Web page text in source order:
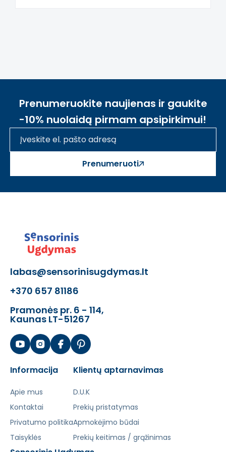
Prenumeruokite naujienas ir gaukite
-10% nuolaidą pirmam apsipirkimui!
Prenumeruoti
labas@sensorinisugdymas.lt
+370 657 81186
Pramonės pr. 6 - 114,
Kaunas LT-51267
Informacija
Apie mus
Kontaktai
Privatumo politika
Taisyklės
Klientų aptarnavimas
D.U.K
Prekių pristatymas
Apmokėjimo būdai
Prekių keitimas / grąžinimas